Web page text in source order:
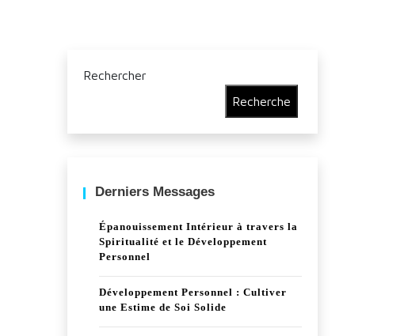
Rechercher
Recherche
Derniers Messages
Épanouissement Intérieur à travers la
Spiritualité et le Développement
Personnel
Développement Personnel : Cultiver
une Estime de Soi Solide